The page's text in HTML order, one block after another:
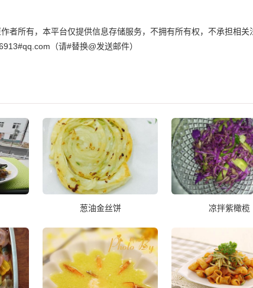
者所有，本平台仅提供信息存储服务，不拥有所有权，不承担相关
（请#替换@发送邮件）
葱油金丝饼 凉拌紫橄榄